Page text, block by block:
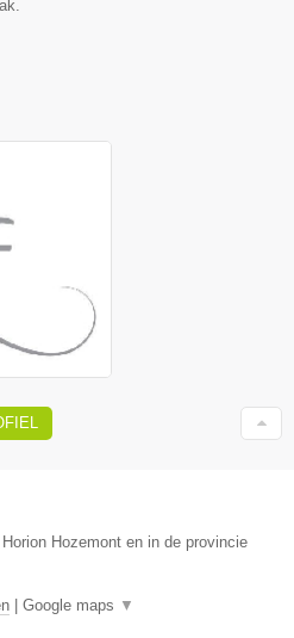
Hozemont en in de provincie
Google maps ▼